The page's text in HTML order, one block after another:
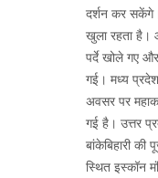
दर्शन कर
खुला रहता है।
पर्दे खोले गए
गई। मध्य
अवसर पर
गई है। उत्तर
बांकेबिहारी की
स्थित इस्कॉन